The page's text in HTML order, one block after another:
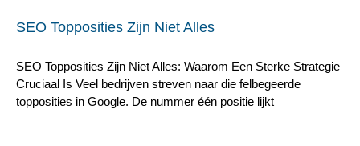
SEO Topposities Zijn Niet Alles
SEO Topposities Zijn Niet Alles: Waarom Een Sterke Strategie
Cruciaal Is Veel bedrijven streven naar die felbegeerde
topposities in Google. De nummer één positie lijkt